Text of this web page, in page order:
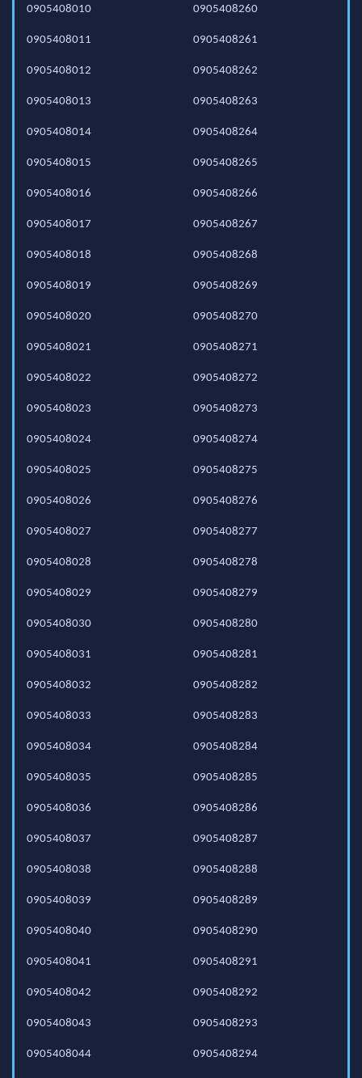
0905408010
0905408011
0905408012
0905408013
0905408014
0905408015
0905408016
0905408017
0905408018
0905408019
0905408020
0905408021
0905408022
0905408023
0905408024
0905408025
0905408026
0905408027
0905408028
0905408029
0905408030
0905408031
0905408032
0905408033
0905408034
0905408035
0905408036
0905408037
0905408038
0905408039
0905408040
0905408041
0905408042
0905408043
0905408044
0905408260
0905408261
0905408262
0905408263
0905408264
0905408265
0905408266
0905408267
0905408268
0905408269
0905408270
0905408271
0905408272
0905408273
0905408274
0905408275
0905408276
0905408277
0905408278
0905408279
0905408280
0905408281
0905408282
0905408283
0905408284
0905408285
0905408286
0905408287
0905408288
0905408289
0905408290
0905408291
0905408292
0905408293
0905408294